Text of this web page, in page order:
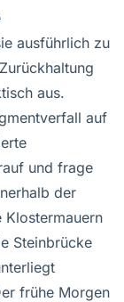
ausführlich zu
aus.
auf
und frage
der
Steinbrücke
frühe Morgen